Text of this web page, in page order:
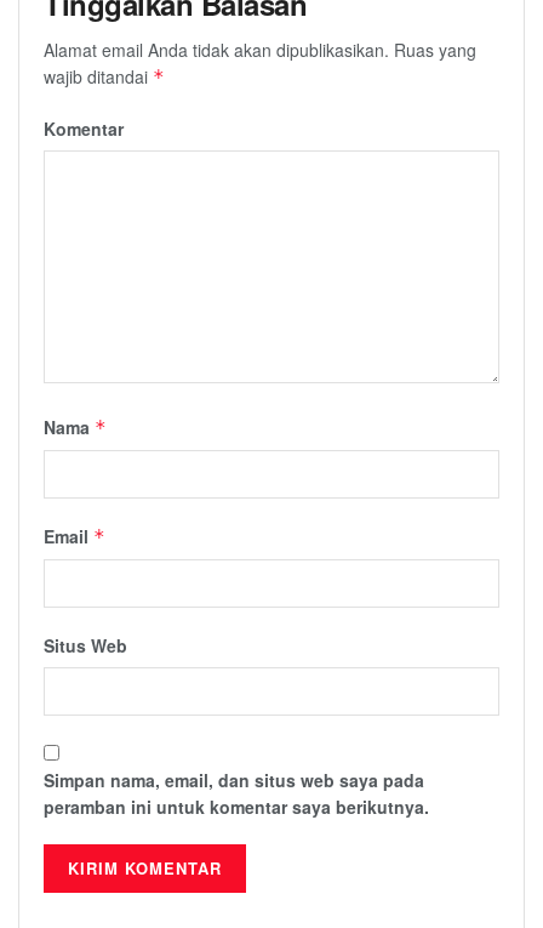
Alamat email Anda tidak akan dipublikasikan. Ruas yang
wajib ditandai *
Komentar
Nama *
Email *
Situs Web
Simpan nama, email, dan situs web saya pada
peramban ini untuk komentar saya berikutnya.